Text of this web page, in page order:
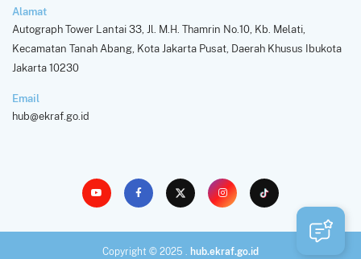
Alamat
Autograph Tower Lantai 33, Jl. M.H. Thamrin No.10, Kb. Melati,
Kecamatan Tanah Abang, Kota Jakarta Pusat, Daerah Khusus Ibukota
Jakarta 10230
Email
hub@ekraf.go.id
Copyright © 2025 . hub.ekraf.go.id